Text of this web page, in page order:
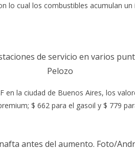
lo cual los combustibles acumulan
de servicio en varios
Pelozo
en la ciudad de Buenos Aires, los
$ 662 para el gasoil y $ 779
antes del aumento. Foto/